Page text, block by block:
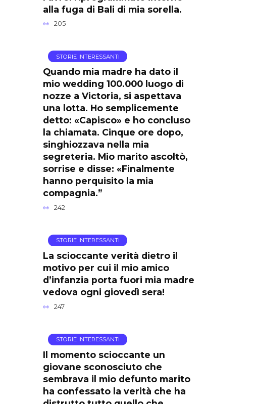
alla fuga di Bali di mia sorella.
205
STORIE INTERESSANTI
Quando mia madre ha dato il
mio wedding 100.000 luogo di
nozze a Victoria, si aspettava
una lotta. Ho semplicemente
detto: «Capisco» e ho concluso
la chiamata. Cinque ore dopo,
singhiozzava nella mia
segreteria. Mio marito ascoltò,
sorrise e disse: «Finalmente
hanno perquisito la mia
compagnia.”
242
STORIE INTERESSANTI
La scioccante verità dietro il
motivo per cui il mio amico
d’infanzia porta fuori mia madre
vedova ogni giovedì sera!
247
STORIE INTERESSANTI
Il momento scioccante un
giovane sconosciuto che
sembrava il mio defunto marito
ha confessato la verità che ha